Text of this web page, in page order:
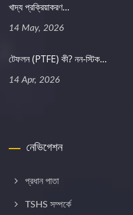
খাদ্য প্রক্রিয়াকরণ...
14 May, 2026
টেফলন (PTFE) কী? নন-স্টিক...
14 Apr, 2026
নেভিগেশন
প্রধান পাতা
TSHS সম্পর্কে